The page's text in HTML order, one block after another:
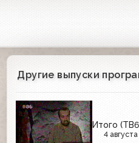
Другие выпуски
Итого
4